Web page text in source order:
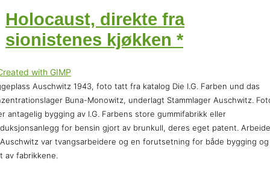
Holocaust, direkte fra
sionistenes kjøkken *
Auschwitz 1943, foto tatt fra katalog Die I.G. Farben und das
Buna-Monowitz, underlagt Stammlager Auschwitz.
antagelig bygging av I.G. Farbens store gummifabrikk eller
for bensin gjort av brunkull, deres eget patent.
var tvangsarbeidere og en forutsetning for både bygging og
av fabrikkene.